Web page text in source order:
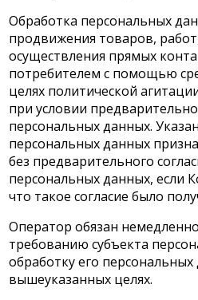
Обработка персональных
продвижения товаров,
осуществления прямых
потребителем с помощью
целях политической
при условии
персональных данных.
персональных данных
без предварительного
персональных данных, если
что такое согласие было
Оператор обязан
требованию субъекта
обработку его
вышеуказанных целях.